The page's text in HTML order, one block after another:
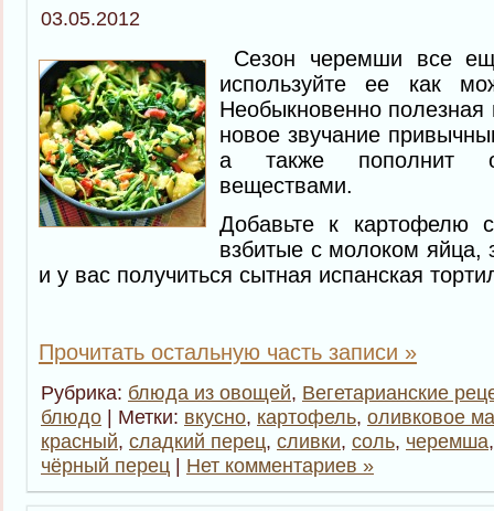
03.05.2012
Сезон черемши все
используйте ее как
Необыкновенно полезная
новое звучание
а также пополнит
веществами.
Добавьте к картофелю
взбитые с молоком яйца,
и у вас получиться сытная испанская
Прочитать остальную часть записи »
Рубрика: блюда из овощей, Вегетарианские
блюдо | Метки: вкусно, картофель, оливковое
красный, сладкий перец, сливки, соль, черемша
чёрный перец | Нет комментариев »